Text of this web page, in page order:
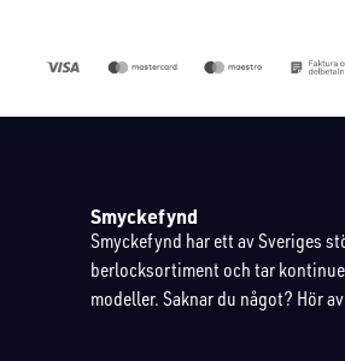
Smyckefynd
Smyckefynd har ett av Sveriges
berlocksortiment och tar
modeller. Saknar du något? Hör